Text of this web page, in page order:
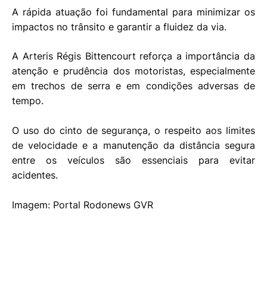
A rápida atuação foi fundamental para minimizar os
impactos no trânsito e garantir a fluidez da via.
A Arteris Régis Bittencourt reforça a importância da
atenção e prudência dos motoristas, especialmente
em trechos de serra e em condições adversas de
tempo.
O uso do cinto de segurança, o respeito aos limites
de velocidade e a manutenção da distância segura
entre os veículos são essenciais para evitar
acidentes.
Imagem: Portal Rodonews GVR